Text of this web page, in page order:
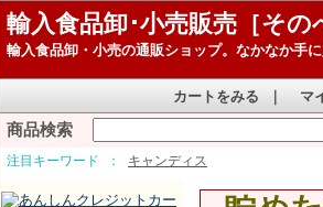
輸入食品卸･小売販売［その
輸入食品卸・小売の通販ショップ。なかなか手
カートをみる マ
商品検索
注目キーワード キャンディス